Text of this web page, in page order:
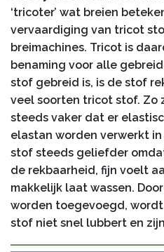
‘tricoter’ wat breien
vervaardiging van tricot
breimachines. Tricot is
benaming voor alle
stof gebreid is, is de stof
veel soorten tricot stof. Zo
steeds vaker dat er
elastan worden verwerkt
stof steeds geliefder
de rekbaarheid, fijn voelt
makkelijk laat wassen.
worden toegevoegd,
stof niet snel lubbert en